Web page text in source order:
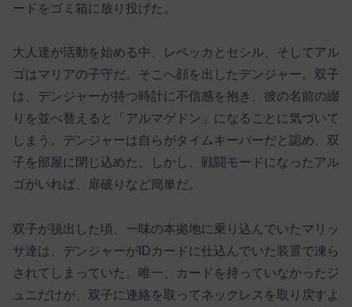
ードをゴミ箱に放り投げた。
大人達が活動を始める中、レベッカとセシル、そしてアル
ゴはマリアの子守だ。そこへ顔を出したデンジャー。双子
は、デンジャーが持つ時計に不信感を抱き、彼の名前の綴
りを並べ替えると「アルマゲドン」になることに気づいて
しまう。デンジャーは自らがタイムキーパーだと認め、双
子を部屋に閉じ込めた。しかし、戦闘モードになったアル
ゴがいれば、扉破りなど簡単だ。
双子が脱出した頃、一味の本拠地に乗り込んでいたマリッ
サ達は、デンジャーがIDカードに仕込んでいた装置で凍ら
されてしまっていた。唯一、カードを持っていなかったジ
ュニだけが、双子に連絡を取ってネックレスを取り戻すよ